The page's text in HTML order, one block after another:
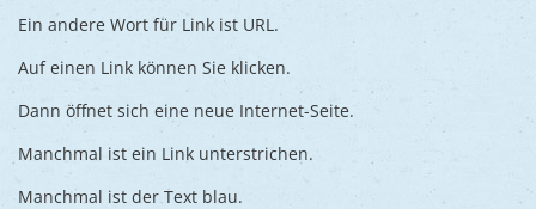
Ein andere Wort für Link ist URL.
Auf einen Link können Sie klicken.
Dann öffnet sich eine neue Internet-Seite.
Manchmal ist ein Link unterstrichen.
Manchmal ist der Text blau.